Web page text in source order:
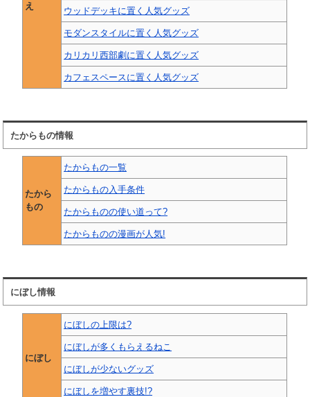
え
ウッドデッキに置く人気グッズ
モダンスタイルに置く人気グッズ
カリカリ西部劇に置く人気グッズ
カフェスペースに置く人気グッズ
たからもの情報
たから
もの
たからもの一覧
たからもの入手条件
たからものの使い道って?
たからものの漫画が人気!
にぼし情報
にぼし
にぼしの上限は?
にぼしが多くもらえるねこ
にぼしが少ないグッズ
にぼしを増やす裏技!?